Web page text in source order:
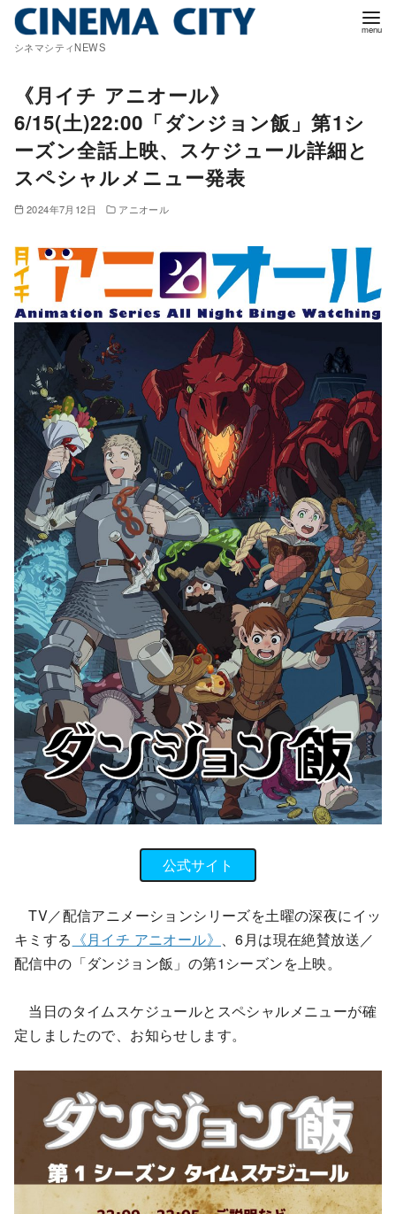
シネマシティNEWS
《月イチ アニオール》
6/15(土)22:00「ダンジョン飯」第1シ
ーズン全話上映、スケジュール詳細と
スペシャルメニュー発表
2024年7月12日 アニオール
公式サイト
TV／配信アニメーションシリーズを土曜の深夜にイッ
キミする 《月イチ アニオール》 、6月は現在絶賛放送／
配信中の「ダンジョン飯」の第1シーズンを上映。
当日のタイムスケジュールとスペシャルメニューが確
定しましたので、お知らせします。